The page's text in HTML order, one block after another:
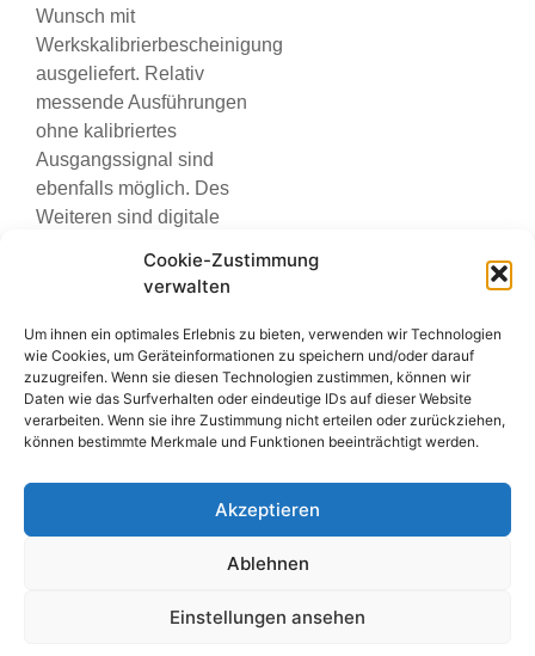
Cookie-Zustimmung
verwalten
Um ihnen ein optimales Erlebnis zu bieten, verwenden wir Technologien
wie Cookies, um Geräteinformationen zu speichern und/oder darauf
zuzugreifen. Wenn sie diesen Technologien zustimmen, können wir
Daten wie das Surfverhalten oder eindeutige IDs auf dieser Website
verarbeiten. Wenn sie ihre Zustimmung nicht erteilen oder zurückziehen,
können bestimmte Merkmale und Funktionen beeinträchtigt werden.
Akzeptieren
Ablehnen
Einstellungen ansehen
Wunsch mit
Werkskalibrierbescheinigung
ausgeliefert. Relativ
messende Ausführungen
ohne kalibriertes
Ausgangssignal sind
ebenfalls möglich. Des
Weiteren sind digitale
kundenseitigen
Referenzradiometers
KUV 2.4 WR erhältlich.
Zudem werden der
Arbeitsbereich sowie der
Sensortyp und die
auf der Oberfläche des
Sensorgehäuses
gekennzeichnet, sodass
Rückverfolgbarkeit